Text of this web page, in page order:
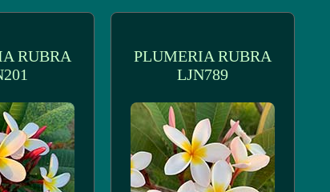
RUBRA
PLUMERIA RUBRA
LJN789